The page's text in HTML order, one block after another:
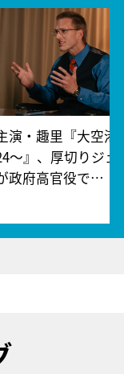
演・趣里『大空港
～』、厚切りジェ
政府高官役で…